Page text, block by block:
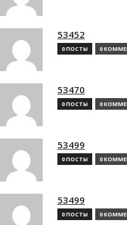
53452
0 ПОСТЫ 0
53470
0 ПОСТЫ 0
53499
0 ПОСТЫ 0
53499
0 ПОСТЫ 0